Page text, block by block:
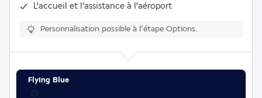
L'accueil et l'assistance à l'aéroport
Personnalisation possible à l’étape Options.
Flying Blue